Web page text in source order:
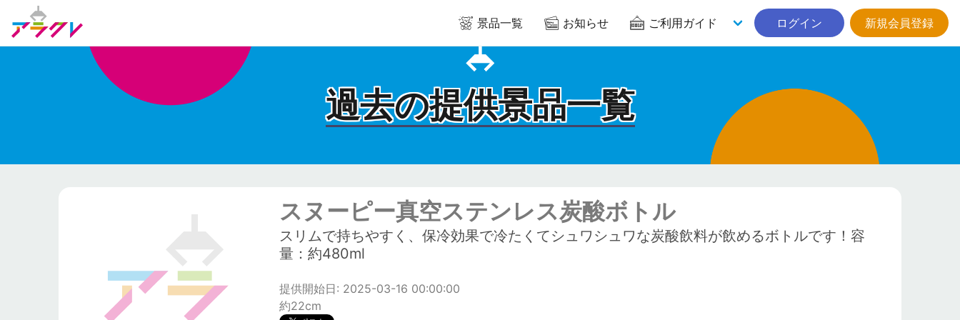
景品一覧 お知らせ ご利用ガイド ログイン 新規会員登録
過去の提供景品一覧
スヌーピー真空ステンレス炭酸ボトル
スリムで持ちやすく、保冷効果で冷たくてシュワシュワな炭酸飲料が飲めるボトルです！容
量：約480ml
提供開始日: 2025-03-16 00:00:00
約22cm